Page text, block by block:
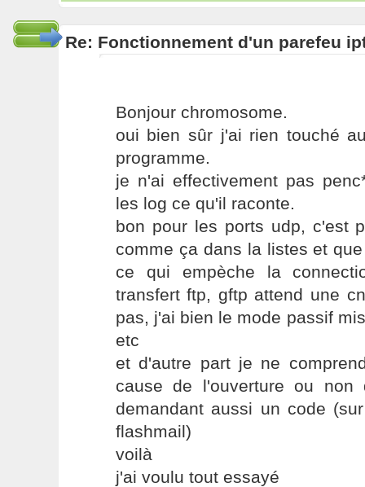
Re: Fonctionnement d'un parefeu
Bonjour chromosome.
oui bien sûr j'ai rien touché
programme.
je n'ai effectivement pas
les log ce qu'il raconte.
bon pour les ports udp, c'est
comme ça dans la listes et
ce qui empèche la
transfert ftp, gftp attend une
pas, j'ai bien le mode passif
etc
et d'autre part je ne
cause de l'ouverture ou non
demandant aussi un code
flashmail)
voilà
j'ai voulu tout essayé